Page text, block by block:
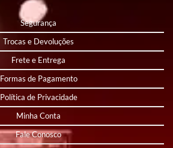
Segurança
Trocas e Devoluções
Frete e Entrega
Formas de Pagamento
Política de Privacidade
Minha Conta
Fale Conosco